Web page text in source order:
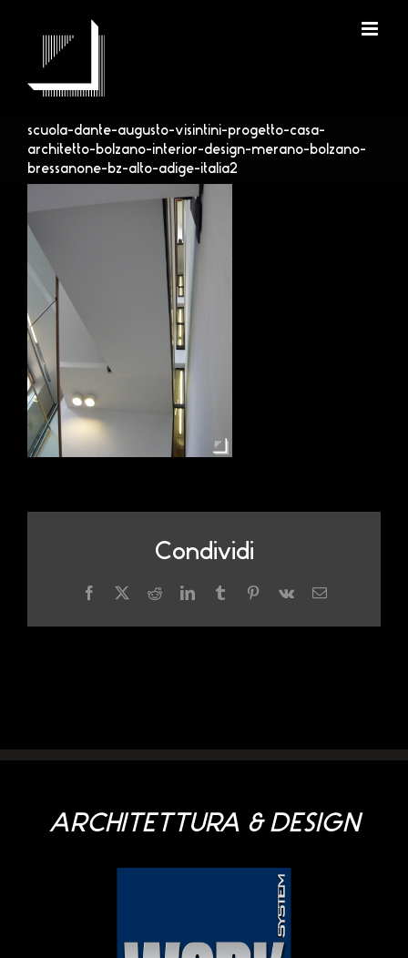
scuola-dante-augusto-visintini-progetto-casa-
architetto-bolzano-interior-design-merano-bolzano-
bressanone-bz-alto-adige-italia2
Condividi
Facebook
X RedditLinkedInTumblrPinterest
Vk Email
ARCHITETTURA & DESIGN